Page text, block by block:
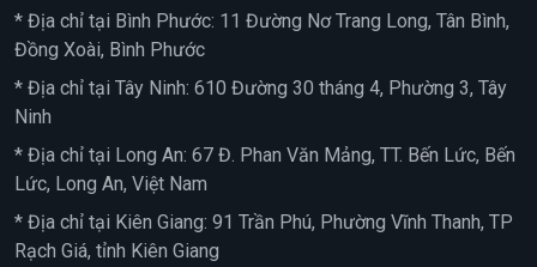
* Địa chỉ tại Bình Phước: 11 Đường Nơ Trang Long, Tân Bình,
Đồng Xoài, Bình Phước
* Địa chỉ tại Tây Ninh: 610 Đường 30 tháng 4, Phường 3, Tây
Ninh
* Địa chỉ tại Long An: 67 Đ. Phan Văn Mảng, TT. Bến Lức, Bến
Lức, Long An, Việt Nam
* Địa chỉ tại Kiên Giang: 91 Trần Phú, Phường Vĩnh Thanh, TP
Rạch Giá, tỉnh Kiên Giang